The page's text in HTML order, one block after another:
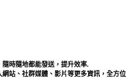
時隨地都能發送，提升效率.
站、社群媒體、影片等更多資訊，全方位